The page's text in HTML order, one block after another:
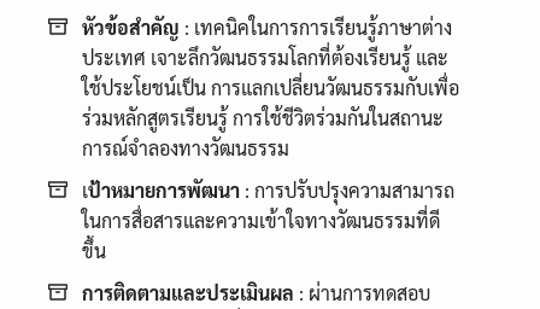
หัวข้อสำคัญ : เทคนิคในการการเรียนรู้ภาษาต่าง
ประเทศ เจาะลึกวัฒนธรรมโลกที่ต้องเรียนรู้ และ
ใช้ประโยชน์เป็น การแลกเปลี่ยนวัฒนธรรมกับเพื่อ
ร่วมหลักสูตรเรียนรู้ การใช้ชีวิตร่วมกันในสถานะ
การณ์จำลองทางวัฒนธรรม
เป้าหมายการพัฒนา : การปรับปรุงความสามารถ
ในการสื่อสารและความเข้าใจทางวัฒนธรรมที่ดี
ขึ้น
การติดตามและประเมินผล : ผ่านการทดสอบ